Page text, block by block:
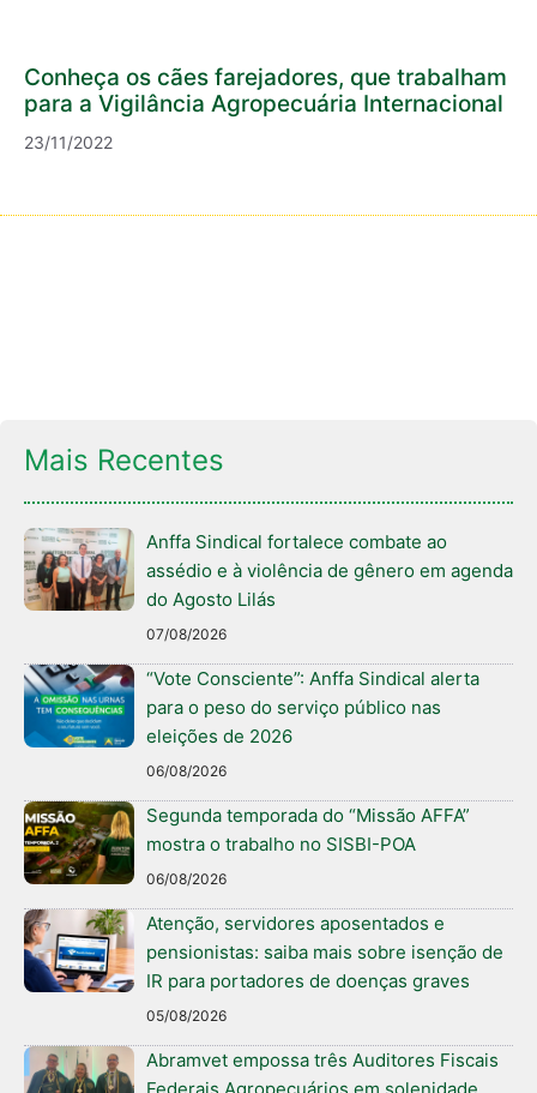
Conheça os cães farejadores, que trabalham
para a Vigilância Agropecuária Internacional
23/11/2022
Mais Recentes
Anffa Sindical fortalece combate ao
assédio e à violência de gênero em agenda
do Agosto Lilás
07/08/2026
“Vote Consciente”: Anffa Sindical alerta
para o peso do serviço público nas
eleições de 2026
06/08/2026
Segunda temporada do “Missão AFFA”
mostra o trabalho no SISBI-POA
06/08/2026
Atenção, servidores aposentados e
pensionistas: saiba mais sobre isenção de
IR para portadores de doenças graves
05/08/2026
Abramvet empossa três Auditores Fiscais